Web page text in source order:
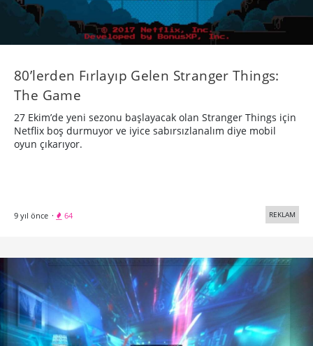
80’lerden Fırlayıp Gelen Stranger Things:
The Game
27 Ekim’de yeni sezonu başlayacak olan Stranger Things için
Netflix boş durmuyor ve iyice sabırsızlanalım diye mobil
oyun çıkarıyor.
9 yıl önce · 64 REKLAM